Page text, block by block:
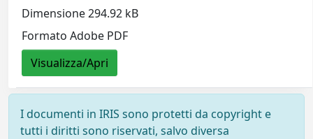
Dimensione 294.92 kB
Formato Adobe PDF
Visualizza/Apri
I documenti in IRIS sono protetti da copyright e
tutti i diritti sono riservati, salvo diversa